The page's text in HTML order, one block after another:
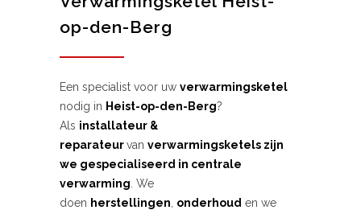
op-den-Berg
Een specialist voor uw verwarmingsketel
nodig in Heist-op-den-Berg?
Als installateur &
reparateurvan verwarmingsketels zijn
we gespecialiseerd in centrale
verwarming . We
doen herstellingen onderhoud en we